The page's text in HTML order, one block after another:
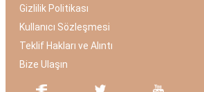
Gizlilik Politikası
Kullanıcı Sözleşmesi
Teklif Hakları ve Alıntı
Bize Ulaşın